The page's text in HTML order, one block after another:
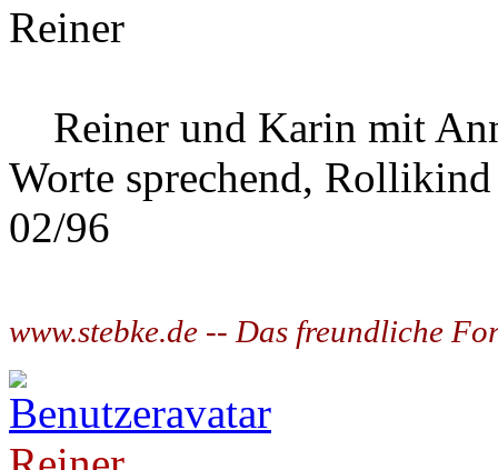
Reiner
Reiner und Karin mit
Worte sprechend,
02/96
www.stebke.de -- Das freundliche